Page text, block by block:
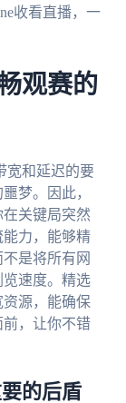
收看直播，一
观赛的
宽和延迟的要
梦。因此，
关键局突然
力，能够精
是将所有网
速度。精选
源，能确保
，让你不错
的后盾